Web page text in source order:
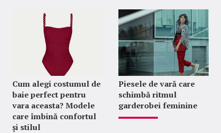
Cum alegi costumul de
baie perfect pentru
vara aceasta? Modele
care îmbină confortul
și stilul
Piesele de vară care
schimbă ritmul
garderobei feminine